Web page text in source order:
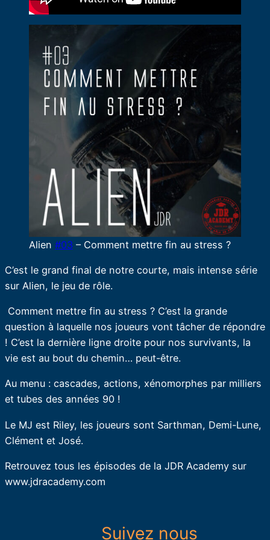
Alien #03 – Comment mettre fin au stress ?
C’est le grand final de notre courte, mais intense série
sur Alien, le jeu de rôle.
Comment mettre fin au stress ? C’est la grande
question à laquelle nos joueurs vont tâcher de répondre
! C’est la dernière ligne droite pour nos survivants, la
vie est au bout du chemin… peut-être.
Au menu : cascades, actions, xénomorphes par milliers
et tubes des années 90 !
Le MJ est Riley, les joueurs sont Sarthman, Demi-Lune,
Clément et José.
Retrouvez tous les épisodes de la JDR Academy sur
www.jdracademy.com
Suivez nous